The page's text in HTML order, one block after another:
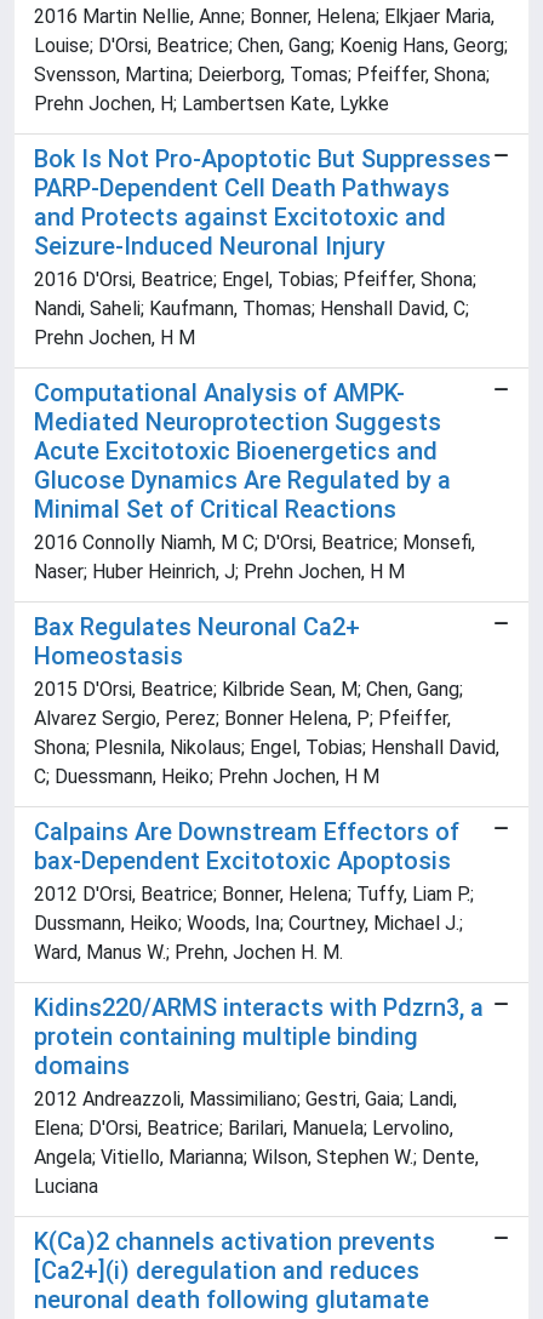
2016 Martin Nellie, Anne; Bonner, Helena; Elkjaer Maria,
Louise; D'Orsi, Beatrice; Chen, Gang; Koenig Hans, Georg;
Svensson, Martina; Deierborg, Tomas; Pfeiffer, Shona;
Prehn Jochen, H; Lambertsen Kate, Lykke
Bok Is Not Pro-Apoptotic But Suppresses
PARP-Dependent Cell Death Pathways
and Protects against Excitotoxic and
Seizure-Induced Neuronal Injury
2016 D'Orsi, Beatrice; Engel, Tobias; Pfeiffer, Shona;
Nandi, Saheli; Kaufmann, Thomas; Henshall David, C;
Prehn Jochen, H M
Computational Analysis of AMPK-
Mediated Neuroprotection Suggests
Acute Excitotoxic Bioenergetics and
Glucose Dynamics Are Regulated by a
Minimal Set of Critical Reactions
2016 Connolly Niamh, M C; D'Orsi, Beatrice; Monsefi,
Naser; Huber Heinrich, J; Prehn Jochen, H M
Bax Regulates Neuronal Ca2+
Homeostasis
2015 D'Orsi, Beatrice; Kilbride Sean, M; Chen, Gang;
Alvarez Sergio, Perez; Bonner Helena, P; Pfeiffer,
Shona; Plesnila, Nikolaus; Engel, Tobias; Henshall David,
C; Duessmann, Heiko; Prehn Jochen, H M
Calpains Are Downstream Effectors of
bax-Dependent Excitotoxic Apoptosis
2012 D'Orsi, Beatrice; Bonner, Helena; Tuffy, Liam P.;
Dussmann, Heiko; Woods, Ina; Courtney, Michael J.;
Ward, Manus W.; Prehn, Jochen H. M.
Kidins220/ARMS interacts with Pdzrn3, a
protein containing multiple binding
domains
2012 Andreazzoli, Massimiliano; Gestri, Gaia; Landi,
Elena; D'Orsi, Beatrice; Barilari, Manuela; Lervolino,
Angela; Vitiello, Marianna; Wilson, Stephen W.; Dente,
Luciana
K(Ca)2 channels activation prevents
[Ca2+](i) deregulation and reduces
neuronal death following glutamate